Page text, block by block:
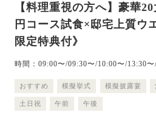
【料理重視の方へ】豪華
円コース試食×邸宅上質ウ
限定特典付》
時間：09:00〜/09:30〜/10:00〜/13:30
おすすめ 模擬挙式 模擬披露宴
土日祝 午前 午後